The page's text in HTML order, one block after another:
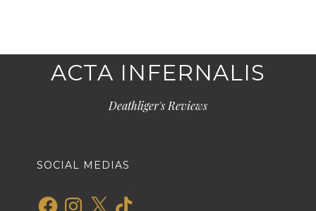
ACTA INFERNALIS
Deathliger's Reviews
SOCIAL MEDIAS
FacebookInstagram
X TikTok